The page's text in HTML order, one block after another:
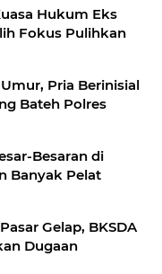
Hukum Eks
Fokus Pulihkan
Pria Berinisial
Bateh Polres
Besaran di
Banyak Pelat
Gelap, BKSDA
Dugaan